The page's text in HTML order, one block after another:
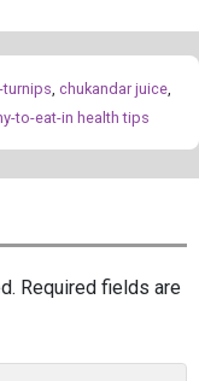
chukandar juice
to-eat-in health tips
Required fields are